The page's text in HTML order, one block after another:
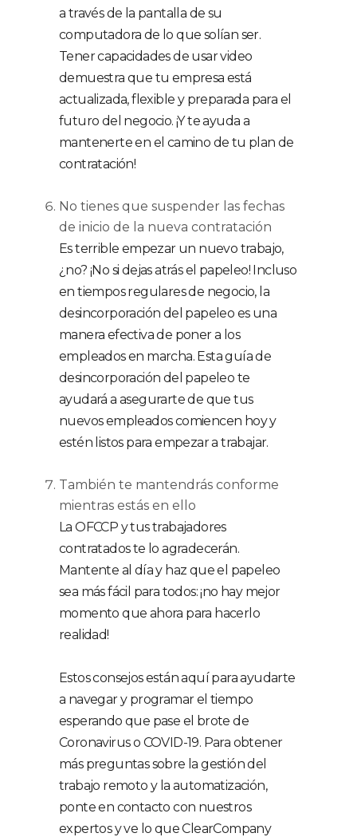
a través de la pantalla de su
computadora de lo que solían ser.
Tener capacidades de usar video
demuestra que tu empresa está
actualizada, flexible y preparada para el
futuro del negocio. ¡Y te ayuda a
mantenerte en el camino de tu plan de
contratación!
No tienes que suspender las fechas
de inicio de la nueva contratación
Es terrible empezar un nuevo trabajo,
¿no? ¡No si dejas atrás el papeleo! Incluso
en tiempos regulares de negocio, la
desincorporación del papeleo es una
manera efectiva de poner a los
empleados en marcha. Esta guía de
desincorporación del papeleo te
ayudará a asegurarte de que tus
nuevos empleados comiencen hoy y
estén listos para empezar a trabajar.
También te mantendrás conforme
mientras estás en ello
La OFCCP y tus trabajadores
contratados te lo agradecerán.
Mantente al día y haz que el papeleo
sea más fácil para todos: ¡no hay mejor
momento que ahora para hacerlo
realidad!
Estos consejos están aquí para ayudarte
a navegar y programar el tiempo
esperando que pase el brote de
Coronavirus o COVID-19. Para obtener
más preguntas sobre la gestión del
trabajo remoto y la automatización,
ponte en contacto con nuestros
expertos y ve lo que ClearCompany